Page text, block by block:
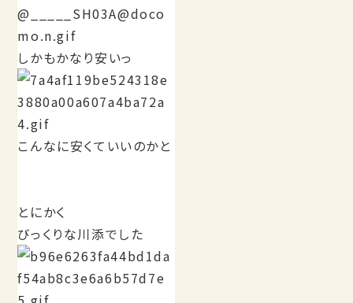
しかもかなり安いっ
こんなに安くていいのかと
とにかく
びっくりな川添でした